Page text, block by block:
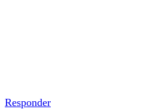
Responder